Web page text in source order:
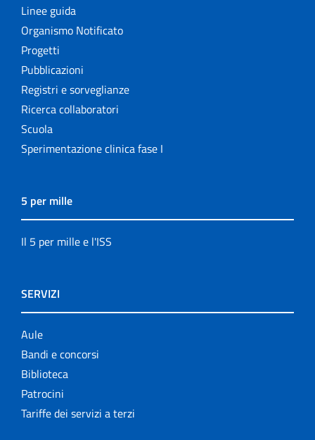
Linee guida
Organismo Notificato
Progetti
Pubblicazioni
Registri e sorveglianze
Ricerca collaboratori
Scuola
Sperimentazione clinica fase I
5 per mille
Il 5 per mille e l'ISS
SERVIZI
Aule
Bandi e concorsi
Biblioteca
Patrocini
Tariffe dei servizi a terzi